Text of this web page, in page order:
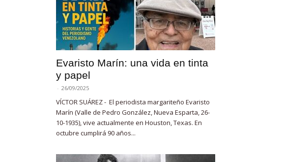
Evaristo Marín: una vida en tinta
y papel
- 26/09/2025
VÍCTOR SUÁREZ - El periodista margariteño Evaristo
Marín (Valle de Pedro González, Nueva Esparta, 26-
10-1935), vive actualmente en Houston, Texas. En
octubre cumplirá 90 años...